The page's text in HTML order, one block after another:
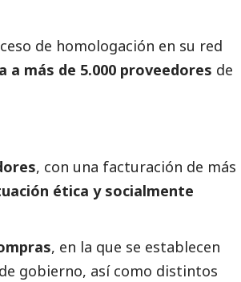
de homologación en su red
a más de 5.000 proveedores de
, con una facturación de más
ética y socialmente
, en la que se establecen
gobierno, así como distintos